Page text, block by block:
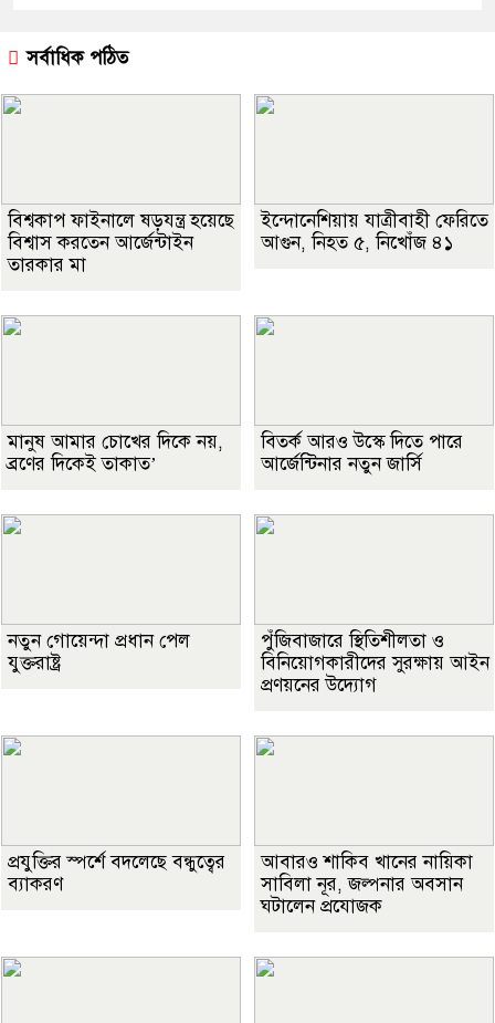
সর্বাধিক পঠিত
বিশ্বকাপ ফাইনালে ষড়যন্ত্র হয়েছে
বিশ্বাস করতেন আর্জেন্টাইন
তারকার মা
ইন্দোনেশিয়ায় যাত্রীবাহী ফেরিতে
আগুন, নিহত ৫, নিখোঁজ ৪১
মানুষ আমার চোখের দিকে নয়,
ব্রণের দিকেই তাকাত’
বিতর্ক আরও উস্কে দিতে পারে
আর্জেন্টিনার নতুন জার্সি
নতুন গোয়েন্দা প্রধান পেল
যুক্তরাষ্ট্র
পুঁজিবাজারে স্থিতিশীলতা ও
বিনিয়োগকারীদের সুরক্ষায় আইন
প্রণয়নের উদ্যোগ
প্রযুক্তির স্পর্শে বদলেছে বন্ধুত্বের
ব্যাকরণ
আবারও শাকিব খানের নায়িকা
সাবিলা নূর, জল্পনার অবসান
ঘটালেন প্রযোজক